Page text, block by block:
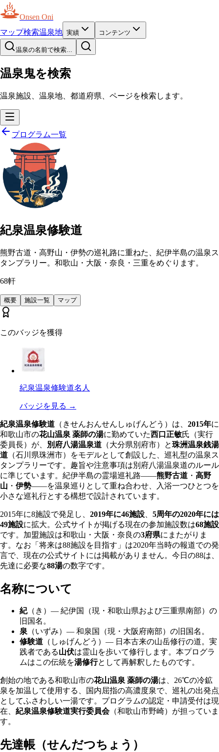
Onsen Oni
マップ検索温泉地 実績 コンテンツ
温泉の名前で検索...
温泉鬼を検索
温泉施設、温泉地、都道府県、ページを検索します。
プログラム一覧
紀泉温泉修験道
熊野古道・高野山・伊勢の巡礼路に重ねた、紀伊半島の温泉ス
タンプラリー。和歌山・大阪・奈良・三重をめぐります。
68軒
概要 施設一覧 マップ
このバッジを獲得
紀泉温泉修験道名人
バッジを見る →
紀泉温泉修験道 （きせんおんせんしゅげんどう）は、 2015年に
和歌山市の花山温泉 薬師の湯に勤めていた西口正敏氏（実行
委員長）が、
別府八湯温泉道 （大分県別府市）と珠洲温泉銭湯
道 （石川県珠洲市）をモデルとして創設した、巡礼型の温泉ス
タンプラリーです。趣旨や注意事項は別府八湯温泉道のルール
に準じています。紀伊半島の霊場巡礼路——熊野古道 ・ 高野
山 ・ 伊勢——を温泉巡りとして重ね合わせ、入浴一つひとつを
小さな巡礼行とする構想で設計されています。
2015年に8施設で発足し、 2019年に46施設
5周年の2020年には
49施設に拡大。公式サイトが掲げる現在の参加施設数は68施設
です。加盟施設は和歌山・大阪・奈良の3府県にまたがりま
す。なお「将来は88施設を目指す」は2020年当時の報道での発
言で、現在の公式サイトには掲載がありません。今日の88は、
先達に必要な88湯の数字です。
名称について
紀（き）— 紀伊国（現・和歌山県および三重県南部）の
旧国名。
泉 （いずみ）— 和泉国（現・大阪府南部）の旧国名。
修験道 （しゅげんどう）— 日本古来の山岳修行の道。実
践者である山伏は霊山を歩いて修行します。本プログラ
ムはこの伝統を湯修行として再解釈したものです。
創始の地である和歌山市の花山温泉 薬師の湯は、26℃の冷鉱
泉を加温して使用する、国内屈指の高濃度泉で、巡礼の出発点
としてふさわしい一湯です。プログラムの認定・申請受付は現
在、 紀泉温泉修験道実行委員会（和歌山市野崎）が担っていま
す。
先達帳（せんだつちょう）